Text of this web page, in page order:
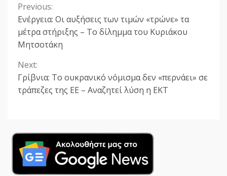
Continue
Reading
Previous:
Ενέργεια: Οι αυξήσεις των τιμών «τρώνε» τα
μέτρα στήριξης – Το δίλημμα του Κυριάκου
Μητσοτάκη
Next:
Γρίβνια: Το ουκρανικό νόμισμα δεν «περνάει» σε
τράπεζες της ΕΕ – Aναζητεί λύση η ΕΚΤ